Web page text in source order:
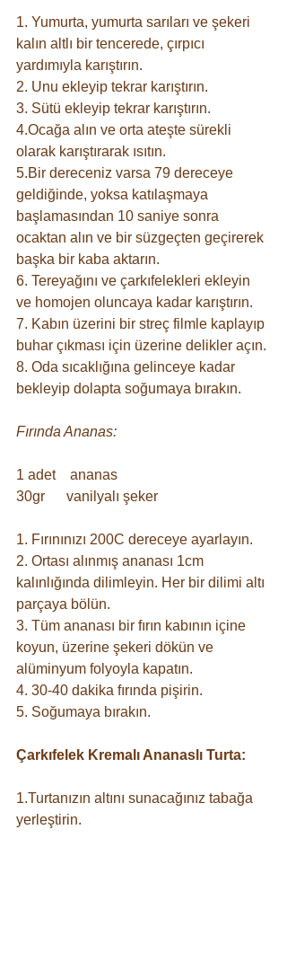
1. Yumurta, yumurta sarıları ve şekeri
kalın altlı bir tencerede, çırpıcı
yardımıyla karıştırın.
2. Unu ekleyip tekrar karıştırın.
3. Sütü ekleyip tekrar karıştırın.
4.Ocağa alın ve orta ateşte sürekli
olarak karıştırarak ısıtın.
5.Bir dereceniz varsa 79 dereceye
geldiğinde, yoksa katılaşmaya
başlamasından 10 saniye sonra
ocaktan alın ve bir süzgeçten geçirerek
başka bir kaba aktarın.
6. Tereyağını ve çarkıfelekleri ekleyin
ve homojen oluncaya kadar karıştırın.
7. Kabın üzerini bir streç filmle kaplayıp
buhar çıkması için üzerine delikler açın.
8. Oda sıcaklığına gelinceye kadar
bekleyip dolapta soğumaya bırakın.
Fırında Ananas:
1 adet    ananas
30gr      vanilyalı şeker
1. Fırınınızı 200C dereceye ayarlayın.
2. Ortası alınmış ananası 1cm
kalınlığında dilimleyin. Her bir dilimi altı
parçaya bölün.
3. Tüm ananası bir fırın kabının içine
koyun, üzerine şekeri dökün ve
alüminyum folyoyla kapatın.
4. 30-40 dakika fırında pişirin.
5. Soğumaya bırakın.
Çarkıfelek Kremalı Ananaslı Turta:
1.Turtanızın altını sunacağınız tabağa
yerleştirin.